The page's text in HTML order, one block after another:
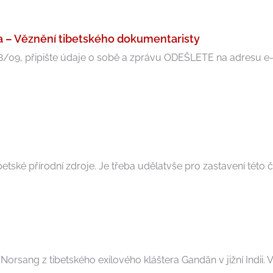
– Věznění tibetského dokumentaristy
připište údaje o sobě a zprávu ODEŠLETE na adresu
přírodní zdroje. Je třeba udělatvše pro zastavení této
z tibetského exilového kláštera Gandän v jižní Indii. V